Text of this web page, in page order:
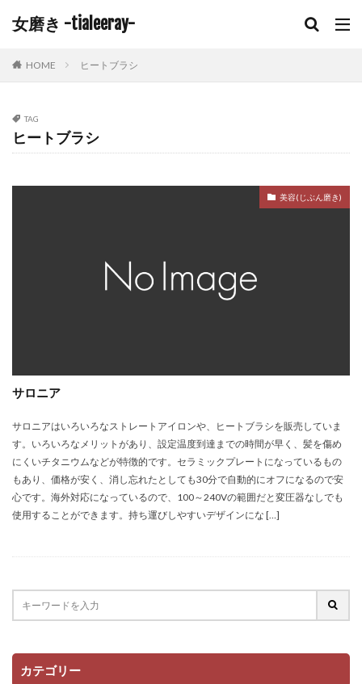
女磨き -tialeeray-
HOME ヒートブラシ
TAG
ヒートブラシ
美容(じぶん磨き)
サロニア
サロニアはいろいろなストレートアイロンや、ヒートブラシを販売していま
す。いろいろなメリットがあり、設定温度到達までの時間が早く、髪を傷め
にくいチタニウムなどが特徴的です。セラミックプレートになっているもの
もあり、価格が安く、消し忘れたとしても30分で自動的にオフになるので安
心です。海外対応になっているので、100～240Vの範囲だと変圧器なしでも
使用することができます。持ち運びしやすいデザインにな […]
カテゴリー